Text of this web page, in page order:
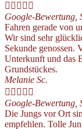
    
Google-Bewertung,
Fahren gerade von
Wir sind sehr
Sekunde genossen.
Unterkunft und das
Grundstückes.
Melanie Sc.
    
Google-Bewertung,
Die Jungs vor Ort
empfehlen. Tolle